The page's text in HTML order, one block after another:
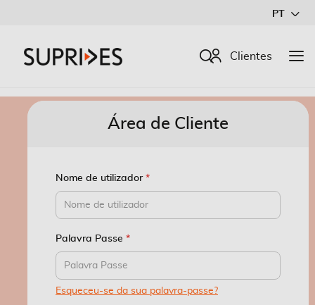
Conteúdo
PT
Procurar
Clientes
Área de Cliente
Nome de utilizador
Palavra Passe
Esqueceu-se da sua palavra-passe?